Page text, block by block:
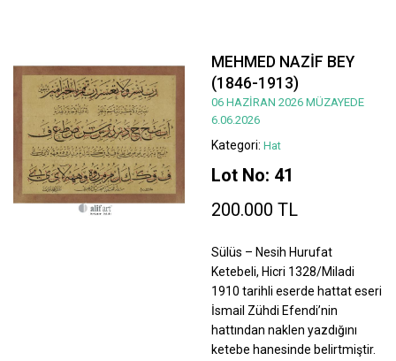
MEHMED NAZİF BEY
(1846-1913)
06 HAZİRAN 2026 MÜZAYEDE
6.06.2026
Kategori: Hat
Lot No: 41
200.000 TL
Sülüs – Nesih Hurufat
Ketebeli, Hicri 1328/Miladi
1910 tarihli eserde hattat eseri
İsmail Zühdi Efendi’nin
hattından naklen yazdığını
ketebe hanesinde belirtmiştir.